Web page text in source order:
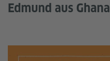
Edmund aus Ghana